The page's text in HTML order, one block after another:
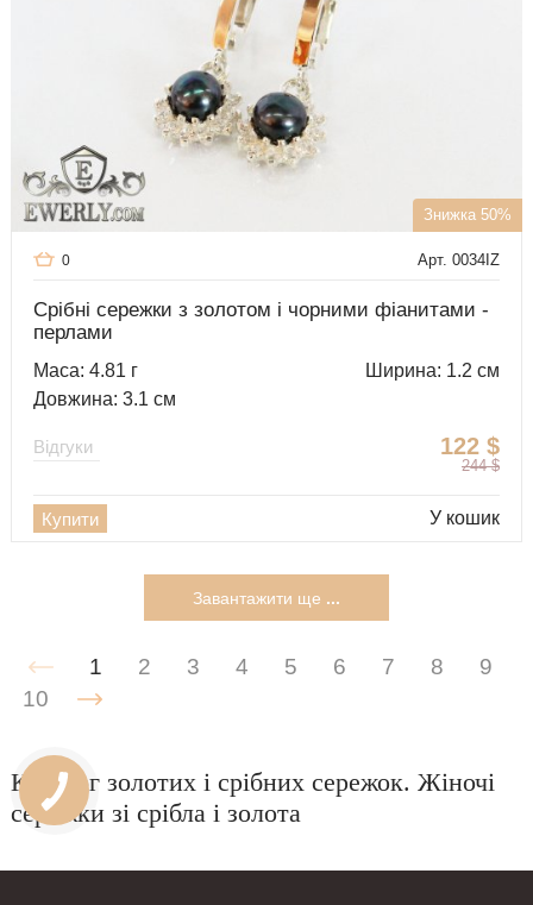
Знижка 50%
Арт. 0034IZ
0
Срібні сережки з золотом і чорними фіанитами -
перлами
Маса: 4.81 г
Ширина: 1.2 см
Довжина: 3.1 см
122 $
244 $
Відгуки
Купити У кошик
Завантажити ще ...
1 2 3 4 5 6 7 8
9
10
Каталог золотих і срібних сережок. Жіночі
сережки зі срібла і золота